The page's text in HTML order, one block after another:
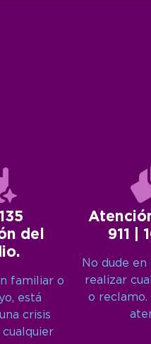
del
familiar o
está
crisis
911 |
No dude
realizar
o reclamo.